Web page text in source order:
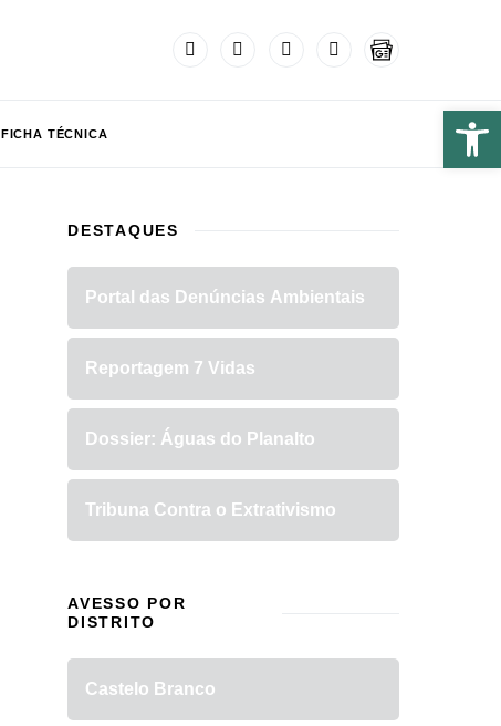
FICHA TÉCNICA
DESTAQUES
Portal das Denúncias Ambientais
Reportagem 7 Vidas
Dossier: Águas do Planalto
Tribuna Contra o Extrativismo
AVESSO POR
DISTRITO
Castelo Branco